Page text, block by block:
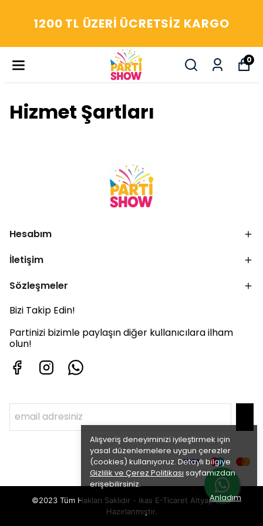
1200 TL ÜZERI ÜCRETSIZ KARGO
0
Alışveriş deneyiminizi iyileştirmek için
yasal düzenlemelere uygun çerezler
(cookies) kullanıyoruz. Detaylı bilgiye
Gizlilik ve Çerez Politikası sayfamızdan
erişebilirsiniz.
Anladım
Hizmet Şartları
Hesabım
İletişim
Sözleşmeler
Bizi Takip Edin!
Partinizi bizimle paylaşın diğer kullanıcılara ilham
olun!
©2023 Tüm Hakları Saklıdır - ikas E-Ticaret Altyapısı ile
Hazırlanmıştır.